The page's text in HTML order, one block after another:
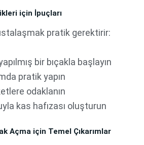
için İpuçları
pratik gerektirir:
bir bıçakla başlayın
pratik yapın
odaklanın
kas hafızası oluşturun
Açma için Temel Çıkarımlar